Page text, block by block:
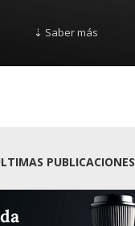
⇣ Saber más
PUBLICACIONES